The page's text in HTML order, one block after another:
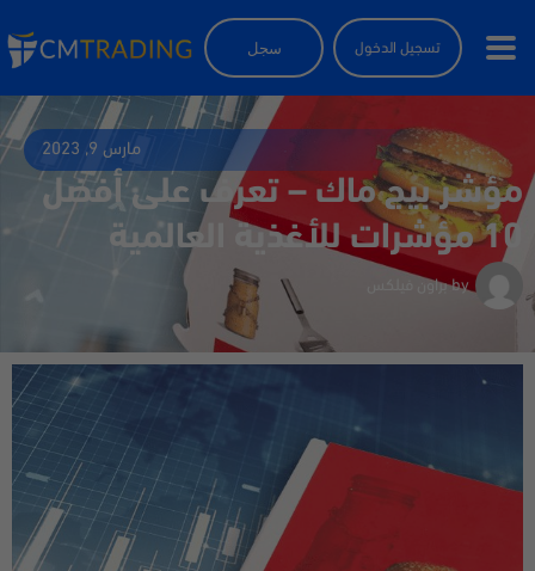
تسجيل الدخول سجل
مارس 9, 2023
مؤشر بيج ماك – تعرف على أفضل
10 مؤشرات للأغذية العالمية
by براون فيلكس